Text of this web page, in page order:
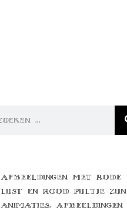
Afbeeldingen met rode
lijst en rood pijltje zijn
animaties. Afbeeldingen